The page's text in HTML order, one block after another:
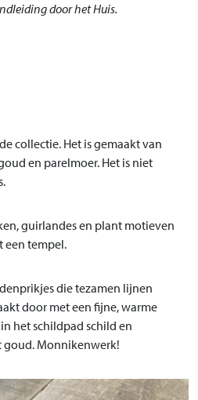
door het Huis.
collectie. Het is gemaakt van
en parelmoer. Het is niet
guirlandes en plant motieven
een tempel.
die tezamen lijnen
door met een fijne, warme
het schildpad schild en
goud. Monnikenwerk!